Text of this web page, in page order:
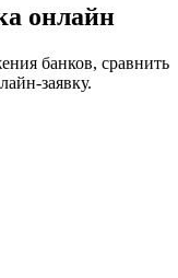
онлайн
банков, сравнить
заявку.